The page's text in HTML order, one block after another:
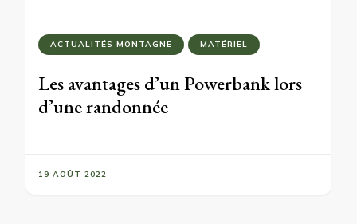
ACTUALITÉS MONTAGNE MATÉRIEL
Les avantages d’un Powerbank lors
d’une randonnée
19 AOÛT 2022